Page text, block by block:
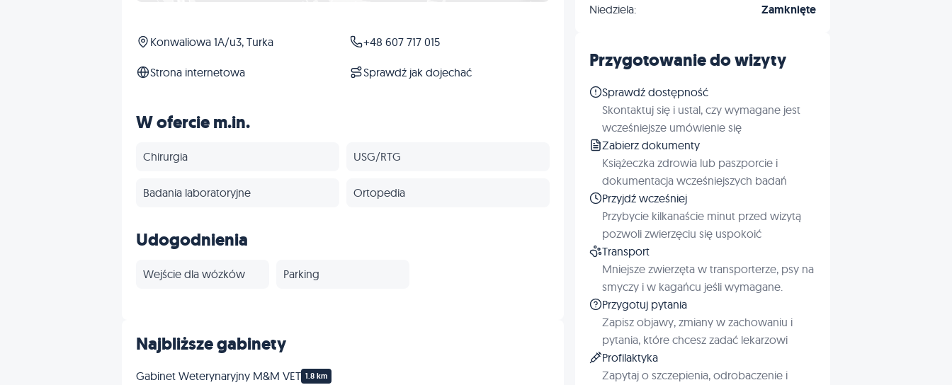
Konwaliowa 1A/u3, Turka +48 607 717 015
Strona internetowa Sprawdź jak dojechać
W ofercie m.in.
Chirurgia USG/RTG
Badania laboratoryjne Ortopedia
Udogodnienia
Wejście dla wózków Parking
Najbliższe gabinety
Gabinet Weterynaryjny M&M VET 1.8 km
Niedziela: Zamknięte
Przygotowanie do wizyty
Sprawdź dostępność
Skontaktuj się i ustal, czy wymagane jest
wcześniejsze umówienie się
Zabierz dokumenty
Książeczka zdrowia lub paszporcie i
dokumentacja wcześniejszych badań
Przyjdź wcześniej
Przybycie kilkanaście minut przed wizytą
pozwoli zwierzęciu się uspokoić
Transport
Mniejsze zwierzęta w transporterze, psy na
smyczy i w kagańcu jeśli wymagane.
Przygotuj pytania
Zapisz objawy, zmiany w zachowaniu i
pytania, które chcesz zadać lekarzowi
Profilaktyka
Zapytaj o szczepienia, odrobaczenie i